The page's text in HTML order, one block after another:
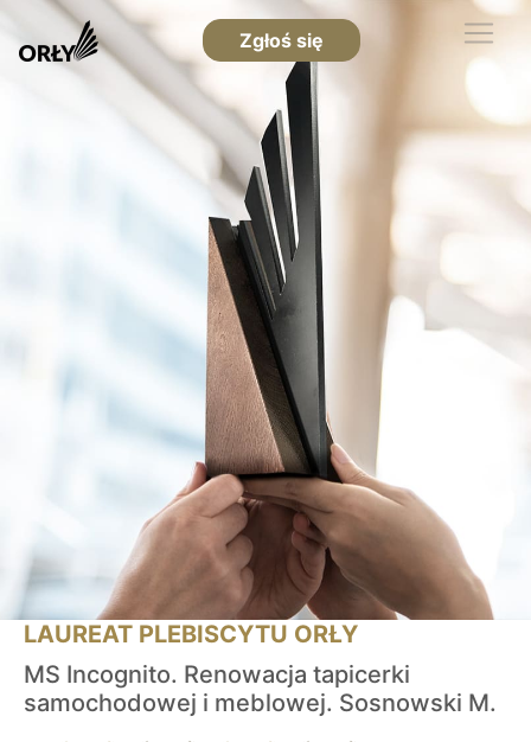
Zgłoś się
LAUREAT PLEBISCYTU ORŁY
MS Incognito. Renowacja tapicerki
samochodowej i meblowej. Sosnowski M.